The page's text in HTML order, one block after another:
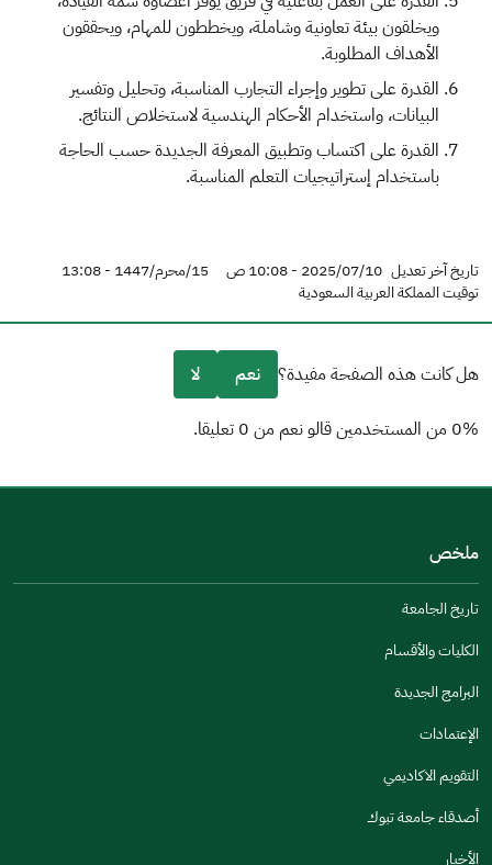
ويخلقون بيئة تعاونية وشاملة، ويخططون للمهام، ويحققون
الأهداف المطلوبة.
القدرة على تطوير وإجراء التجارب المناسبة، وتحليل وتفسير
البيانات، واستخدام الأحكام الهندسية لاستخلاص النتائج.
القدرة على اكتساب وتطبيق المعرفة الجديدة حسب الحاجة
باستخدام إستراتيجيات التعلم المناسبة.​
تاريخ آخر تعديل 2025/07/10 - 10:08 ص
15/محرم/1447 - 13:08
توقيت المملكة العربية السعودية
هل كانت هذه الصفحة مفيدة؟ نعم لا
0% من المستخدمين قالو نعم من 0 تعليقا.
مكتوبة بشكل جيد
الإجابات كانت مرتبطة
تصميمه يجعله سهل القراءة
أخرى
جنس
ملخص
تاريخ الجامعة
الكليات والأقسام
البرامج الجديدة
الإعتمادات
التقويم الاكاديمي
أصدقاء جامعة تبوك
الأخبار